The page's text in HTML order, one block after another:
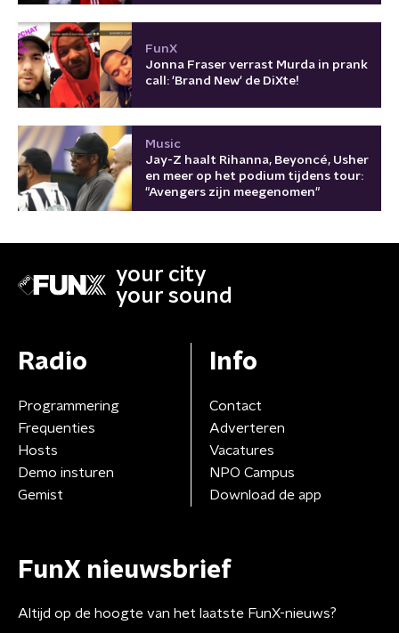
FunX
Jonna Fraser verrast Murda in prank
call: 'Brand New' de DiXte!
Music
Jay-Z haalt Rihanna, Beyoncé, Usher
en meer op het podium tijdens tour:
"Avengers zijn meegenomen"
your city
your sound
Radio
Programmering
Frequenties
Hosts
Demo insturen
Gemist
Info
Contact
Adverteren
Vacatures
NPO Campus
Download de app
FunX nieuwsbrief
Altijd op de hoogte van het laatste FunX-nieuws?